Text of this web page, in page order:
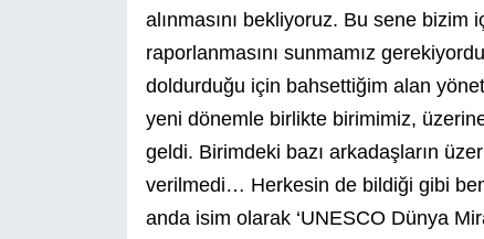
alınmasını bekliyoruz. Bu sene bizim
raporlanmasını sunmamız
doldurduğu için bahsettiğim alan
yeni dönemle birlikte birimimiz,
geldi. Birimdeki bazı arkadaşların
verilmedi… Herkesin de bildiği gibi
anda isim olarak ‘UNESCO Dünya